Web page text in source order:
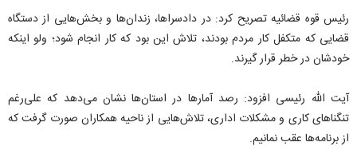
رئیس قوه قضائیه تصریح کرد: در دادسراها، زندان‌ها و بخش‌هایی از دستگاه
قضایی که متکفل کار مردم بودند، تلاش این بود که کار انجام شود؛ ولو اینکه
خودشان در خطر قرار گیرند.
آیت الله رئیسی افزود: رصد آمارها در استان‌ها نشان می‌دهد که علی‌رغم
تنگناهای کاری و مشکلات اداری، تلاش‌هایی از ناحیه همکاران صورت گرفت که
از برنامه‌ها عقب نمانیم.